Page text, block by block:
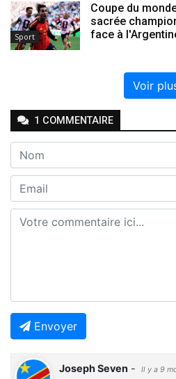
Sport
Coupe du
sacrée
face à
Voir
1 COMMENTAIRE
Envoyer
Joseph Seven - Il y a 9